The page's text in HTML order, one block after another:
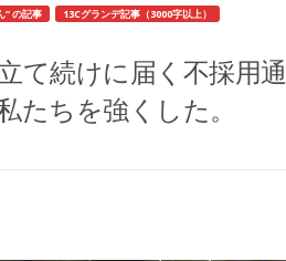
” の記事
13Cグランデ記事（3000字以上）
て続けに届く不採用通
たちを強くした。